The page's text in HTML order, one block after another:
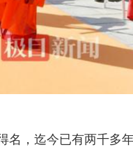
名，迄今已有两千多